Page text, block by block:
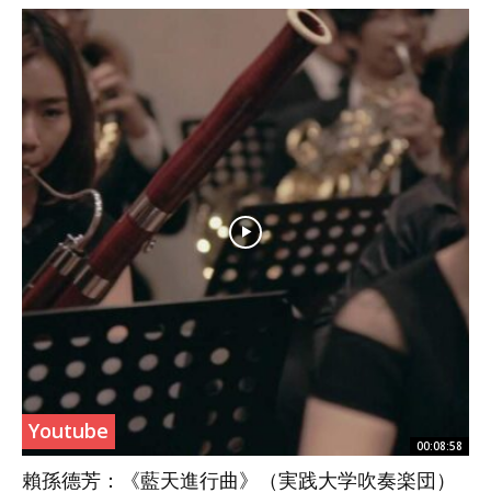
Youtube
00:08:58
賴孫德芳：《藍天進行曲》（実践大学吹奏楽団）